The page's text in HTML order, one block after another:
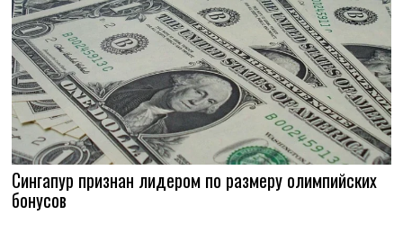
Сингапур признан лидером по размеру олимпийских
бонусов